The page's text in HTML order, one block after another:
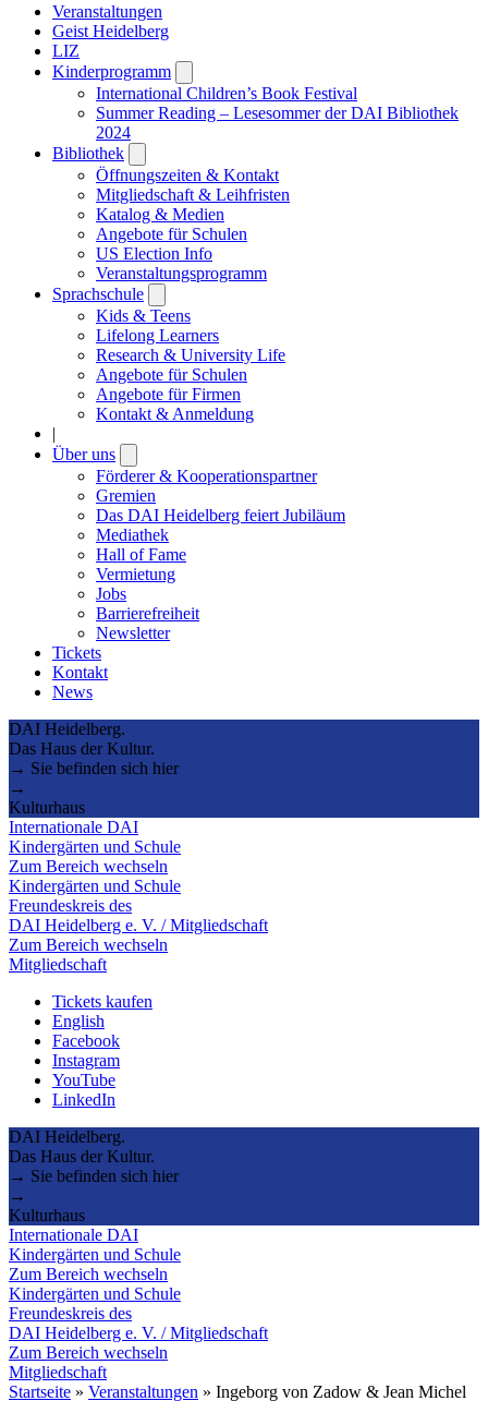
Veranstaltungen
Geist Heidelberg
LIZ
Kinderprogramm
submenu
International Children’s Book Festival
Summer Reading – Lesesommer der DAI Bibliothek
2024
Bibliothek
submenu
Öffnungszeiten & Kontakt
Mitgliedschaft & Leihfristen
Katalog & Medien
Angebote für Schulen
US Election Info
Veranstaltungsprogramm
Sprachschule
submenu
Kids & Teens
Lifelong Learners
Research & University Life
Angebote für Schulen
Angebote für Firmen
Kontakt & Anmeldung
|
Über uns
submenu
Förderer & Kooperationspartner
Gremien
Das DAI Heidelberg feiert Jubiläum
Mediathek
Hall of Fame
Vermietung
Jobs
Barrierefreiheit
Newsletter
Tickets
Kontakt
News
DAI Heidelberg.
Das Haus der Kultur.
→ Sie befinden sich hier
→
Kulturhaus
Internationale DAI
Kindergärten und Schule
Zum Bereich wechseln
Kindergärten und Schule
Freundeskreis des
DAI Heidelberg e. V. / Mitgliedschaft
Zum Bereich wechseln
Mitgliedschaft
Tickets kaufen
English
Facebook
Instagram
YouTube
LinkedIn
DAI Heidelberg.
Das Haus der Kultur.
→ Sie befinden sich hier
→
Kulturhaus
Internationale DAI
Kindergärten und Schule
Zum Bereich wechseln
Kindergärten und Schule
Freundeskreis des
DAI Heidelberg e. V. / Mitgliedschaft
Zum Bereich wechseln
Mitgliedschaft
Startseite » Veranstaltungen » Ingeborg von Zadow & Jean Michel